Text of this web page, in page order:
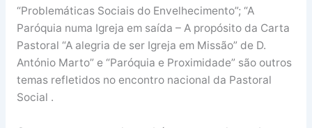
“Problemáticas Sociais do Envelhecimento”; “A
Paróquia numa Igreja em saída – A propósito da Carta
Pastoral “A alegria de ser Igreja em Missão” de D.
António Marto” e “Paróquia e Proximidade” são outros
temas refletidos no encontro nacional da Pastoral
Social .